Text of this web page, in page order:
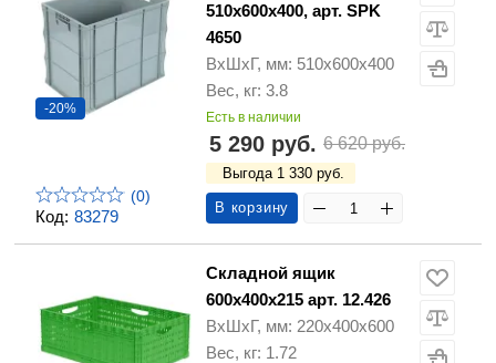
Код: 83279
-20%
(0)
510х600х400, арт. SPK
4650
ВхШхГ, мм: 510х600х400
Вес, кг: 3.8
Есть в наличии
5 290 руб. 6 620 руб.
Выгода 1 330 руб.
В корзину
Складной ящик
600х400х215 арт. 12.426
ВхШхГ, мм: 220х400х600
Вес, кг: 1.72